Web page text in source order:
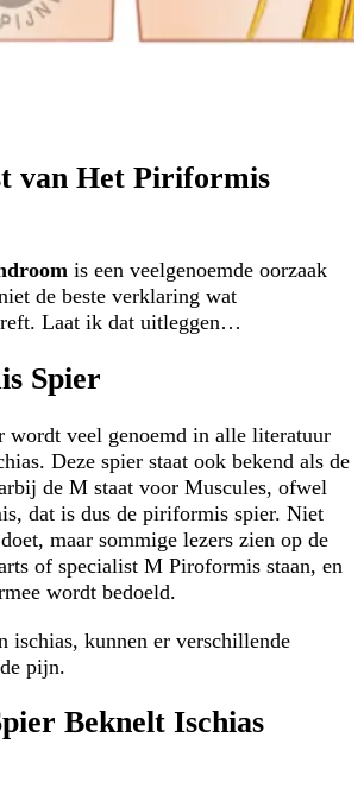
van Het Piriformis
is een veelgenoemde oorzaak
de beste verklaring wat
Laat ik dat uitleggen…
Spier
wordt veel genoemd in alle literatuur
Deze spier staat ook bekend als de
de M staat voor Muscules, ofwel
dat is dus de piriformis spier. Niet
maar sommige lezers zien op de
of specialist M Piroformis staan, en
wordt bedoeld.
ischias, kunnen er verschillende
pijn.
Beknelt Ischias